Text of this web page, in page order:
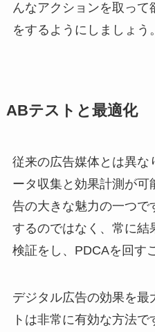
んなアクションを取っ
をするようにしましょう。
ABテストと最適化
従来の広告媒体とは異な
ータ収集と効果計測が
告の大きな魅力の一つで
するのではなく、常に結
検証をし、PDCAを回す
デジタル広告の効果を最
トは非常に有効な方法で